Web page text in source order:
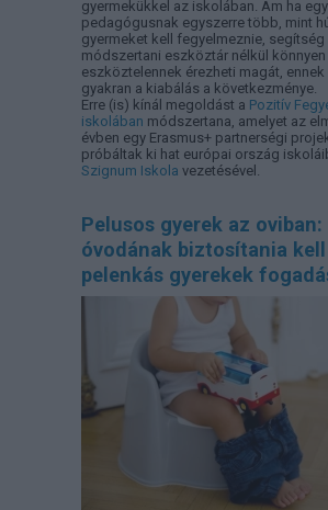
gyermekükkel az iskolában. Ám ha egy
pedagógusnak egyszerre több, mint
gyermeket kell fegyelmeznie, segítség
módszertani eszköztár nélkül könnyen
eszköztelennek érezheti magát,
gyakran a kiabálás a következménye.
Erre (is) kínál megoldást a Pozitív
iskolában módszertana, amelyet az
évben egy Erasmus+ partnerségi
próbáltak ki hat európai ország
Szignum Iskola vezetésével.
Pelusos gyerek az
óvodának biztosítania kell
pelenkás gyerekek